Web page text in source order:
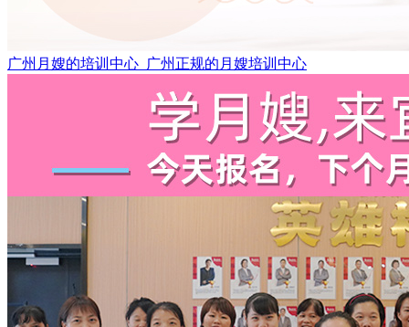
广州月嫂的培训中心_广州正规的月嫂培训中心